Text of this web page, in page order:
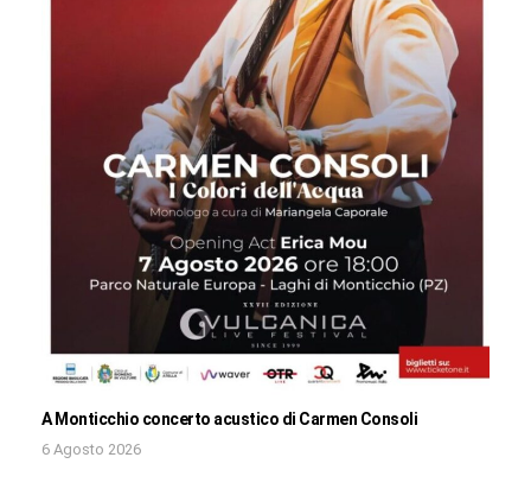
A Monticchio concerto acustico di Carmen Consoli
6 Agosto 2026